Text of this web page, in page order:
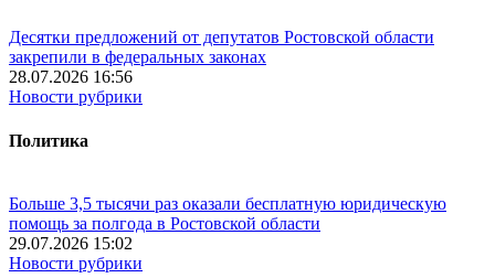
Десятки предложений от депутатов Ростовской области
закрепили в федеральных законах
28.07.2026 16:56
Новости рубрики
Политика
Больше 3,5 тысячи раз оказали бесплатную юридическую
помощь за полгода в Ростовской области
29.07.2026 15:02
Новости рубрики